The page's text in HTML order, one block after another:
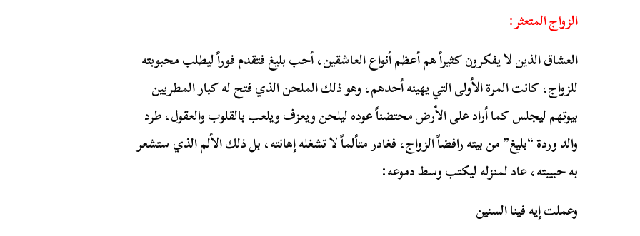
الزواج المتعثر:
العشاق الذين لا يفكرون كثيراً هم أعظم أنواع العاشقين، أحب بليغ فتقدم فوراً ليطلب محبوبته
للزواج، كانت المرة الأولى التي يهينه أحدهم، وهو ذلك الملحن الذي فتح له كبار المطربين
بيوتهم ليجلس كما أراد على الأرض محتضناً عوده ليلحن ويعزف ويلعب بالقلوب والعقول، طرد
والد وردة “بليغ” من بيته رافضاً الزواج، فغادر متألماً لا تشغله إهانته، بل ذلك الألم الذي ستشعر
به حبيبته، عاد لمنزله ليكتب وسط دموعه:
وعملت إيه فينا السنين